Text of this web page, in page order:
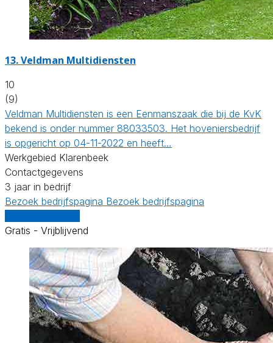
13.Veldman Multidiensten
10
(9)
Veldman Multidiensten is een Eenmanszaak die bij de KvK
bekend is onder nummer 88033503. Het hoveniersbedrijf
is opgericht op 04-11-2022 en heeft…
Werkgebied Klarenbeek
Contactgegevens
3 jaar in bedrijf
Bezoek bedrijfspagina Bezoek bedrijfspagina
Gratis - Vrijblijvend